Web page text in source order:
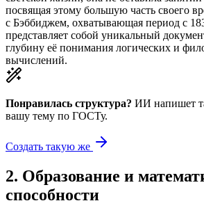
посвящая этому большую часть своего
с Бэббиджем, охватывающая период с
представляет собой уникальный
глубину её понимания логических и
вычислений.
Понравилась структура? ИИ напишет
вашу тему по ГОСТу.
Создать такую же
2. Образование и
способности